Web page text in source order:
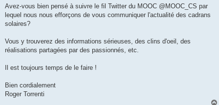
Avez-vous bien pensé à suivre le fil Twitter du MOOC @MOOC_CS par
lequel nous nous efforçons de vous communiquer l'actualité des cadrans
solaires?
Vous y trouverez des informations sérieuses, des clins d'oeil, des
réalisations partagées par des passionnés, etc.
Il est toujours temps de le faire !
Bien cordialement
Roger Torrenti